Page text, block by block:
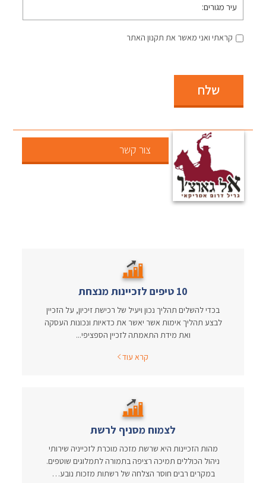
מגורים
קראתי ואני מאשר את תקנון האתר
שלח
צור קשר
10 טיפים לזכיינות מנצחת
בכדי להשלים תהליך נכון ויעיל של רכישת זיכיון, על הזכיין
לבצע תהליך אימות אשר יאשר את כדאיות ונכונות העסקה
ואת מידת התאמתה לזכיין הספציפי...
קרא עוד
לצמוח מסניף לרשת
מהות הזכיינות היא שרשת מזכה מוכרת לזכייניה שירותי
ניהול הכוללים תמיכה רציפה בתמורה לתמלוגים שוטפים.
במקרים רבים חוסר הצלחה של רשתות מזכות נובע…